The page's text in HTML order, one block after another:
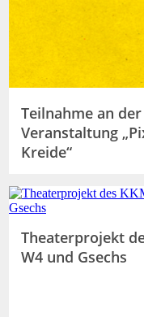
Teilnahme an der
Veranstaltung
Kreide“
Theaterprojekt
W4 und Gsechs